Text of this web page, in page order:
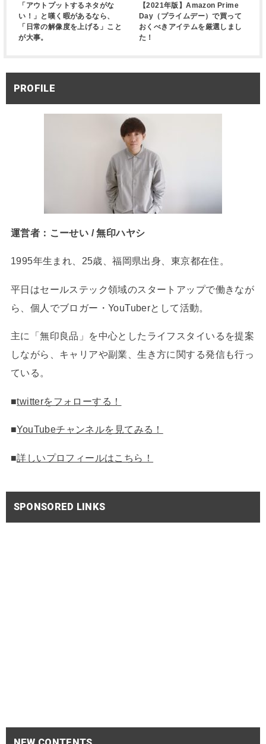
「アウトプットするネタがな
い！」と嘆く暇があるなら、
「日常の解像度を上げる」こと
が大事。
【2021年版】Amazon Prime
Day（プライムデー）で買って
おくべきアイテムを厳選しまし
た！
PROFILE
運営者：こーせい / 無印ハヤシ
1995年生まれ、25歳、福岡県出身、東京都在住。
平日はセールステック領域のスタートアップで働きなが
ら、個人でブロガー・YouTuberとして活動。
主に「無印良品」を中心としたライフスタイいるを提案
しながら、キャリアや副業、生き方に関する発信も行っ
ている。
■twitterをフォローする！
■YouTubeチャンネルを見てみる！
■詳しいプロフィールはこちら！
SPONSORED LINKS